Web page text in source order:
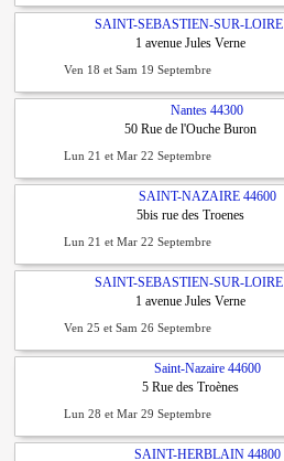
SAINT-SEBASTIEN-SUR-LOIRE
1 avenue Jules Verne
Ven 18 et Sam 19 Septembre
Nantes 44300
50 Rue de l'Ouche Buron
Lun 21 et Mar 22 Septembre
SAINT-NAZAIRE 44600
5bis rue des Troenes
Lun 21 et Mar 22 Septembre
SAINT-SEBASTIEN-SUR-LOIRE
1 avenue Jules Verne
Ven 25 et Sam 26 Septembre
Saint-Nazaire 44600
5 Rue des Troènes
Lun 28 et Mar 29 Septembre
SAINT-HERBLAIN 44800